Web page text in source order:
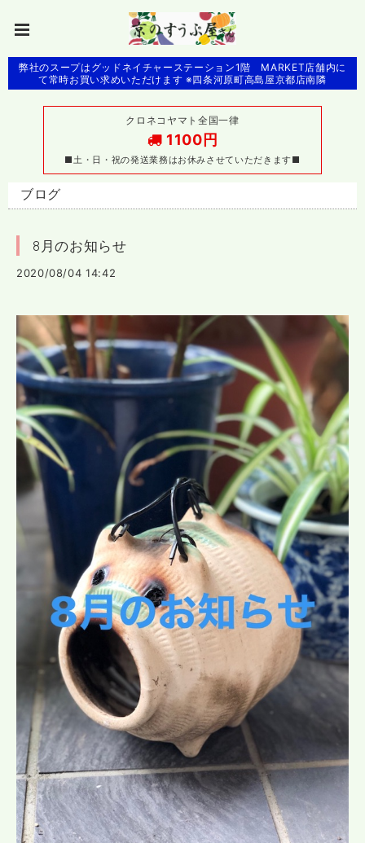
弊社のスープはグッドネイチャーステーション1階 MARKET店舗内に
て常時お買い求めいただけます ※四条河原町高島屋京都店南隣
クロネコヤマト全国一律
1100円
■土・日・祝の発送業務はお休みさせていただきます■
ブログ
8月のお知らせ
2020/08/04 14:42